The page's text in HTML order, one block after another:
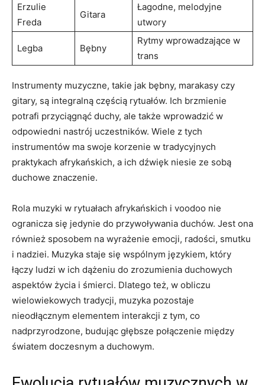
Erzulie
Freda
Gitara
Łagodne, melodyjne
utwory
Legba Bębny
Rytmy wprowadzające w
trans
Instrumenty muzyczne, takie jak bębny, marakasy czy
gitary, są integralną częścią rytuałów. Ich brzmienie
potrafi przyciągnąć duchy, ale także wprowadzić w
odpowiedni nastrój uczestników. Wiele z tych
instrumentów ma swoje korzenie w tradycyjnych
praktykach afrykańskich, a ich dźwięk niesie ze sobą
duchowe znaczenie.
Rola muzyki w rytuałach afrykańskich i voodoo nie
ogranicza się jedynie do przywoływania duchów. Jest ona
również sposobem na wyrażenie emocji, radości, smutku
i nadziei. Muzyka staje się wspólnym językiem, który
łączy ludzi w ich dążeniu do zrozumienia duchowych
aspektów życia i śmierci. Dlatego też, w obliczu
wielowiekowych tradycji, muzyka pozostaje
nieodłącznym elementem interakcji z tym, co
nadprzyrodzone, budując głębsze połączenie między
światem doczesnym a duchowym.